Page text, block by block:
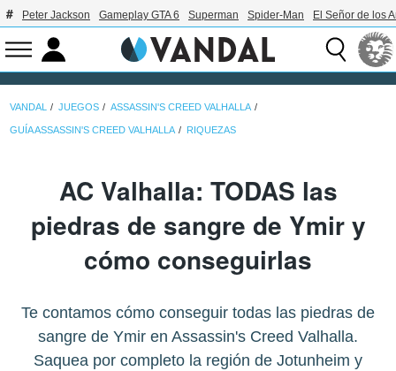
Peter Jackson Gameplay GTA 6 Superman Spider-Man El Señor de los
VANDAL JUEGOS ASSASSIN'S CREED VALHALLA
GUÍA ASSASSIN'S CREED VALHALLA RIQUEZAS
AC Valhalla: TODAS las
piedras de sangre de Ymir y
cómo conseguirlas
Te contamos cómo conseguir todas las piedras de
sangre de Ymir en Assassin's Creed Valhalla.
Saquea por completo la región de Jotunheim y